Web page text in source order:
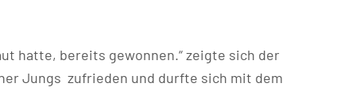
hatte, bereits gewonnen.“ zeigte sich der
Jungs zufrieden und durfte sich mit dem